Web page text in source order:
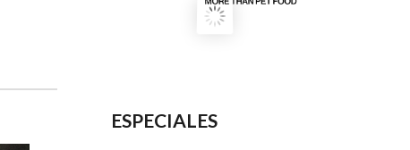
ESPECIALES